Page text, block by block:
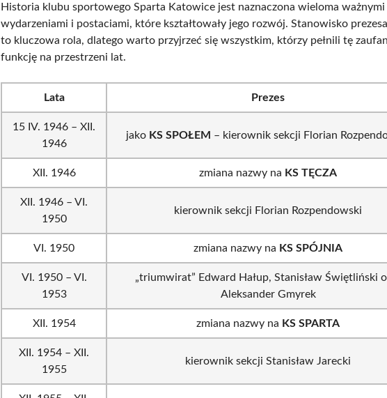
Historia klubu sportowego Sparta Katowice jest naznaczona wieloma ważnymi
wydarzeniami i postaciami, które kształtowały jego rozwój. Stanowisko
to kluczowa rola, dlatego warto przyjrzeć się wszystkim, którzy pełnili tę
funkcję na przestrzeni lat.
Lata Prezes
15 IV. 1946 – XII.
1946
jako KS SPOŁEM – kierownik sekcji Florian
XII. 1946 zmiana nazwy na KS TĘCZA
XII. 1946 – VI.
1950
kierownik sekcji Florian Rozpendowski
VI. 1950 zmiana nazwy na KS SPÓJNIA
VI. 1950 – VI.
1953
„triumwirat” Edward Hałup, Stanisław Świętliński
Aleksander Gmyrek
XII. 1954 zmiana nazwy na KS SPARTA
XII. 1954 – XII.
1955
kierownik sekcji Stanisław Jarecki